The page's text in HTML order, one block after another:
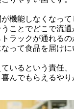
機能しなくなっ
ことでどこで流
ラックが通れるの
って食品を届けに
いるという責任、
喜んでもらえるや